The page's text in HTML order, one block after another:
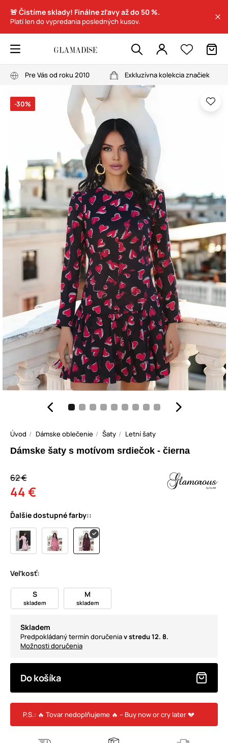
🚨 Čistíme sklady! Finálne zľavy až do 50 %.
Platí len do vypredania posledných kusov.
Pre Vás od roku 2010 Exkluzívna kolekcia značiek
-30%
Úvod Dámske oblečenie Šaty Letní šaty
Dámske šaty s motívom srdiečok - čierna
62 €
44 €
Ďalšie dostupné farby::
Veľkosť:
S
skladem
M
skladem
Skladem
Predpokládaný termín doručeniav stredu 12. 8.
Možnosti doručenia
Do košíka
P.S.: 🔥 Tovar nedoplňujeme 🔥 – Buy now or cry later 💔